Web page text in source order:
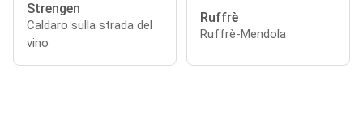
Strengen
Caldaro sulla strada del
vino
Ruffrè
Ruffrè-Mendola